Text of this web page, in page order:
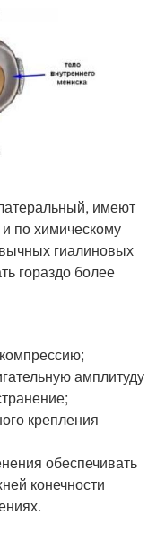
имеют
по химическому
гиалиновых
гораздо более
амплитуду
крепления
обеспечивать
конечности